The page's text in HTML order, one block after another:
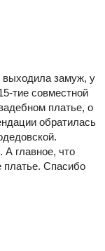
выходила замуж, у
тие совместной
платье, о
обратилась
главное, что
Спасибо